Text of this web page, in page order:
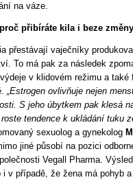
na váze.
přibíráte kila i beze
přestávají vaječníky
To má pak za následek
v klidovém režimu a
„Estrogen ovlivňuje nejen
S jeho úbytkem pak klesá
tendence k ukládání tuku
sexuolog a gynekolog
jiné působí na pozici
Vegall Pharma.
v případě, že žena má pohyb